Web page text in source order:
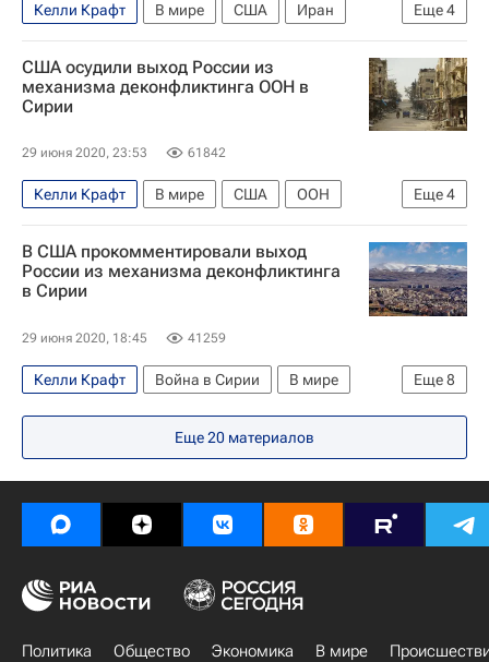
Еще4
Келли Крафт В мире США
Иран
ООН
Евросоюз
Совет Безопасности ООН
Совместный всеобъемлющий план действий (СВПД)
США осудили выход России из
механизма деконфликтинга ООН в
Сирии
29 июня 2020, 23:53 61842
Еще4
Келли Крафт В мире США
ООН
Сирия
Василий Небензя
Война в Сирии
Россия
В США прокомментировали выход
России из механизма деконфликтинга
в Сирии
29 июня 2020, 18:45 41259
Еще8
Келли Крафт Война в Сирии
В мире
США
ООН
Сирия
Совет Безопасности ООН
Василий Небензя
Антониу Гутерреш
Война в Сирии Россия
Еще20 материалов
Политика Общество Экономика В мире